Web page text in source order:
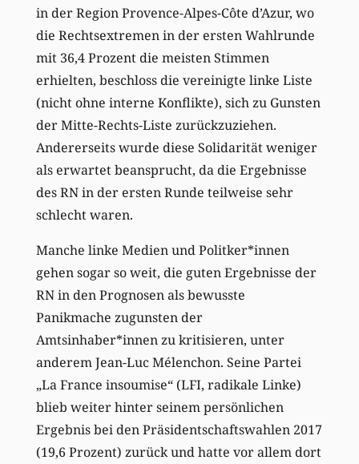
in der Region Provence-Alpes-Côte d’Azur, wo
die Rechtsextremen in der ersten Wahlrunde
mit 36,4 Prozent die meisten Stimmen
erhielten, beschloss die vereinigte linke Liste
(nicht ohne interne Konflikte), sich zu Gunsten
der Mitte-Rechts-Liste zurückzuziehen.
Andererseits wurde diese Solidarität weniger
als erwartet beansprucht, da die Ergebnisse
des RN in der ersten Runde teilweise sehr
schlecht waren.
Manche linke Medien und Politker*innen
gehen sogar so weit, die guten Ergebnisse der
RN in den Prognosen als bewusste
Panikmache zugunsten der
Amtsinhaber*innen zu kritisieren, unter
anderem Jean-Luc Mélenchon. Seine Partei
„La France insoumise“ (LFI, radikale Linke)
blieb weiter hinter seinem persönlichen
Ergebnis bei den Präsidentschaftswahlen 2017
(19,6 Prozent) zurück und hatte vor allem dort